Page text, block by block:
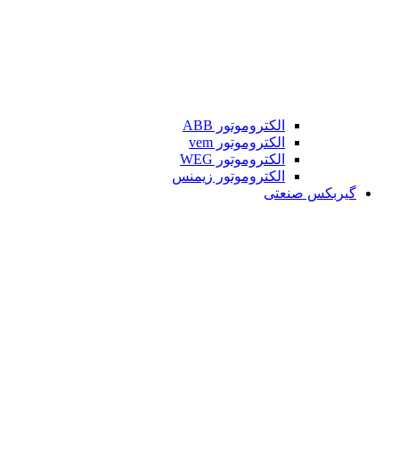
الکتروموتور ABB
الکتروموتور vem
الکتروموتور WEG
الکتروموتور زیمنس
گیربکس صنعتی